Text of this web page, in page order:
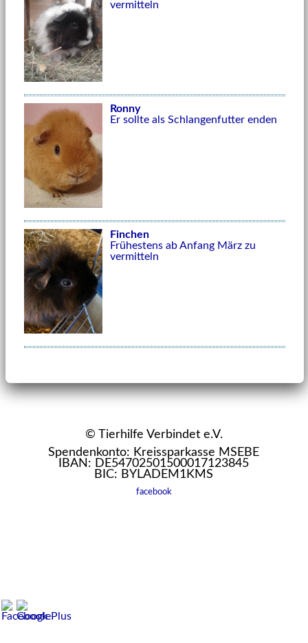
vermitteln
Ronny
Er sollte als Schlangenfutter enden
Finchen
Frühestens ab Anfang März zu
vermitteln
© Tierhilfe Verbindet e.V.
Spendenkonto: Kreissparkasse MSEBE
IBAN: DE54702501500017123845
BIC: BYLADEM1KMS
facebook